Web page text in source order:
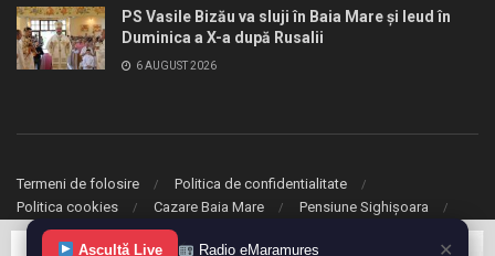
PS Vasile Bizău va sluji în Baia Mare și Ieud în
Duminica a X-a după Rusalii
6 AUGUST 2026
Termeni de folosire
Politica de confidentialitate
Politica cookies
Cazare Baia Mare Pensiune Sighișoara
© 2020 eMaramures. Toate drepturile rezervate.
Ascultă Live Radio eMaramureș ✕